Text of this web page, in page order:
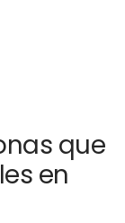
que
en